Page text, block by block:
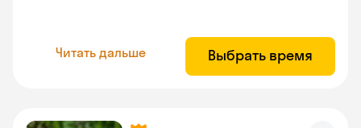
Читать дальше Выбрать время